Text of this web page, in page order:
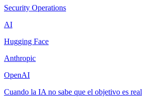
Security Operations
AI
Hugging Face
Anthropic
OpenAI
Cuando la IA no sabe que el objetivo es real